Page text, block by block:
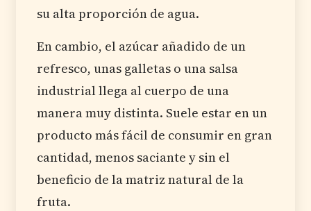
su alta proporción de agua.
En cambio, el azúcar añadido de un
refresco, unas galletas o una salsa
industrial llega al cuerpo de una
manera muy distinta. Suele estar en un
producto más fácil de consumir en gran
cantidad, menos saciante y sin el
beneficio de la matriz natural de la
fruta.